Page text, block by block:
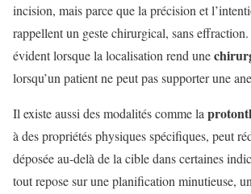
incision, mais parce que la précision et
rappellent un geste chirurgical, sans effraction.
évident lorsque la localisation rend une
lorsqu’un patient ne peut pas supporter une
Il existe aussi des modalités comme la
à des propriétés physiques spécifiques, peut
déposée au-delà de la cible dans certaines
tout repose sur une planification minutieuse,